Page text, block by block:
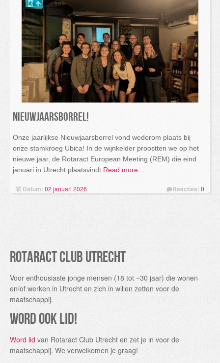
Nieuwjaarsborrel!
Onze jaarlijkse Nieuwjaarsborrel vond wederom plaats bij
onze stamkroeg Ubica! In de wijnkelder proostten we op het
nieuwe jaar, de Rotaract European Meeting (REM) die eind
januari in Utrecht plaatsvindt Read more…
Reacties: 0
Datum: 02 januari 2026
Rotaract Club Utrecht
Voor enthousiaste jonge mensen (18 tot ~30 jaar) die wonen
en/of werken in Utrecht en zich in willen zetten voor de
maatschappij.
Word ook lid!
Word lid van Rotaract Club Utrecht en zet je in voor de
maatschappij. We verwelkomen je graag!